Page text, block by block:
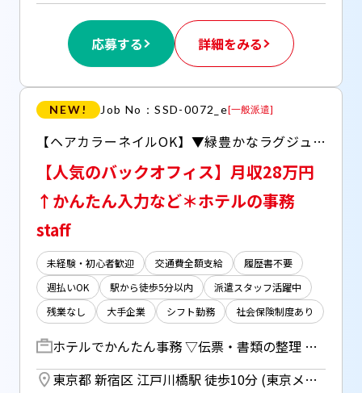
応募する 詳細をみる
NEW! Job No：SSD-0072_e[一般派遣]
【ヘアカラーネイルOK】▼緑豊かなラグジュアリーホテルで働く.+* ▼アクセス色々＊新宿区▼ 20～30代が半数を占めるチーム＊第二新卒の方にもおすすめ！ ▼平日お休みが取れるオフィスワーク ▼ピンチに助かる週払いOK！まずは【来社不要＊WEB登録受付中】9月～ #月収25万円以上
【人気のバックオフィス】月収28万円
↑かんたん入力など＊ホテルの事務
staff
未経験・初心者歓迎 交通費全額支給
履歴書不要
週払いOK
駅から徒歩5分以内
派遣スタッフ活躍中
残業なし
大手企業 シフト勤務 社会保険制度あり
ホテルでかんたん事務 ▽伝票・書類の整理 ▽毎日の売上チェック ▽食材飲料の納品チェック ▽電話対応・来客対応 ＊専用システム、 Excelフォーマットを使います ＊OJTサポートあり ～～～～～～～～～～～～～～～～ 未経験から「経理・購買」に関われる！ キャリアチェンジ・ スキルアップしたい方にもおすすめ(^ ^)/* ～～～～～～～～～～～～～～～～
東京都 新宿区 江戸川橋駅 徒歩10分 (東京メトロ有楽町線) ／ 早稲田駅 徒歩7分 (東京メトロ東西線) ／ 早稲田駅 徒歩3分 (都電荒川線)